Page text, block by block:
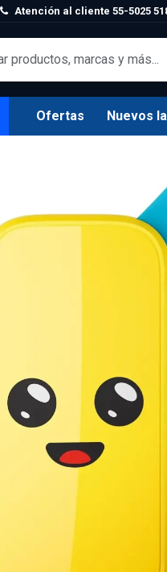
Atención al cliente 55-5025
Ofertas Nuevos